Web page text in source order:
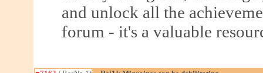
and unlock all the
forum - it's a valuable